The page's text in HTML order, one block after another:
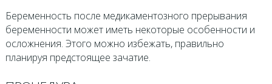
Беременность после медикаментозного прерывания
беременности может иметь некоторые особенности и
осложнения. Этого можно избежать, правильно
планируя предстоящее зачатие.